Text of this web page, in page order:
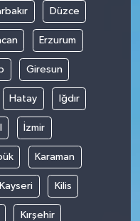
Düzce
Erzurum
Giresun
Hatay Iğdır
İzmir
Karaman
Kayseri Kilis
Kırşehir